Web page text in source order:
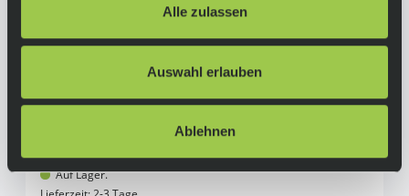
Alle zulassen
Auswahl erlauben
Ablehnen
Q36.5 Hybrid Überschuhe Black
Auf Lager.